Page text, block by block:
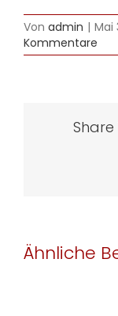
Von admin | Mai
Kommentare
Share
Ähnliche